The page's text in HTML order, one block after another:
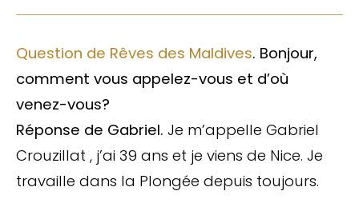
Question de Rêves des Maldives. Bonjour,
comment vous appelez-vous et d’où
venez-vous?
Réponse de Gabriel. Je m’appelle Gabriel
Crouzillat , j’ai 39 ans et je viens de Nice. Je
travaille dans la Plongée depuis toujours.